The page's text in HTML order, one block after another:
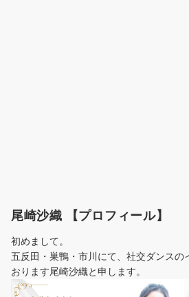
尾崎沙織 【プロフィール】
初めまして。
五反田・巣鴨・市川にて、社交ダンスの
おります尾崎沙織と申します。